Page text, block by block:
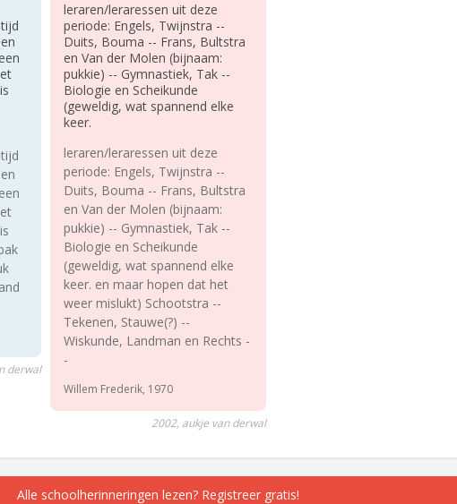
derwal
leraren/leraressen uit deze
periode: Engels, Twijnstra --
Duits, Bouma -- Frans, Bultstra
en Van der Molen (bijnaam:
pukkie) -- Gymnastiek, Tak --
Biologie en Scheikunde
(geweldig, wat spannend elke
keer.
leraren/leraressen uit deze
periode: Engels, Twijnstra --
Duits, Bouma -- Frans, Bultstra
en Van der Molen (bijnaam:
pukkie) -- Gymnastiek, Tak --
Biologie en Scheikunde
(geweldig, wat spannend elke
keer. en maar hopen dat het
weer mislukt) Schootstra --
Tekenen, Stauwe(?) --
Wiskunde, Landman en Rechts -
-
Willem Frederik, 1970
2002, aukje van derwal
Alle schoolherinneringen lezen? Registreer gratis!